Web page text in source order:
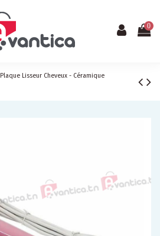
0
Plaque Lisseur Cheveux - Céramique